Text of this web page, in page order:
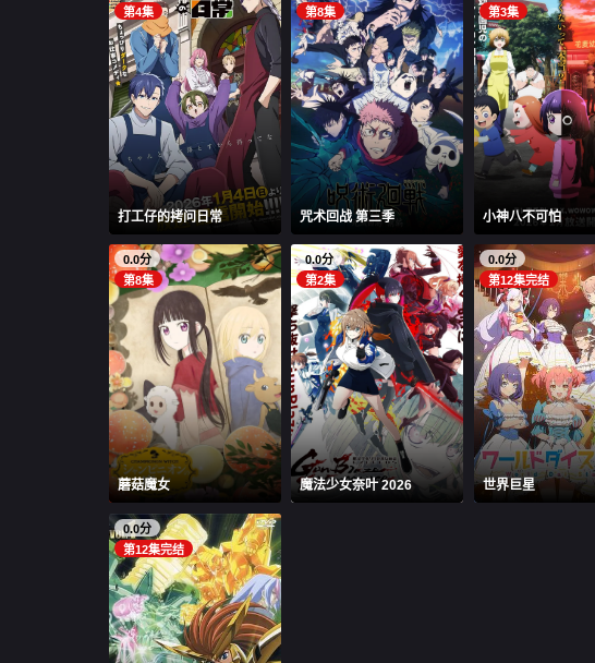
第4集
打工仔的拷问日常
第8集
咒术回战 第三季
第3集
小神八不可怕
0.0分
第8集
蘑菇魔女
0.0分
第2集
魔法少女奈叶 2026
0.0分
第12集完结
世界巨星
0.0分
第12集完结